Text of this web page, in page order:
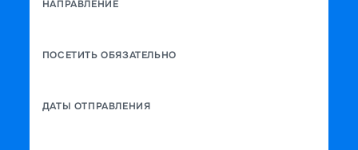
НАПРАВЛЕНИЕ
ПОСЕТИТЬ ОБЯЗАТЕЛЬНО
ДАТЫ ОТПРАВЛЕНИЯ